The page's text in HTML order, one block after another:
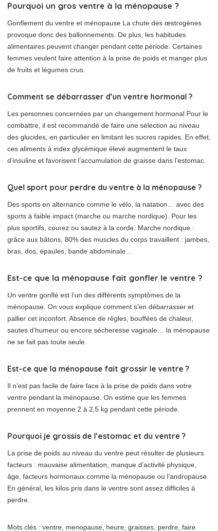
Pourquoi un gros ventre à la ménopause ?
Gonflement du ventre et ménopause La chute des œstrogènes
provoque donc des ballonnements. De plus, les habitudes
alimentaires peuvent changer pendant cette période. Certaines
femmes veulent faire attention à la prise de poids et manger plus
de fruits et légumes crus.
Comment se débarrasser d’un ventre hormonal ?
Les personnes concernées par un changement hormonal Pour le
combattre, il est recommandé de faire une sélection au niveau
des glucides, en particulier en limitant les sucres rapides. En effet,
ces aliments à index glycémique élevé augmentent le taux
d’insuline et favorisent l’accumulation de graisse dans l’estomac.
Quel sport pour perdre du ventre à la ménopause ?
Des sports en alternance comme le vélo, la natation… avec des
sports à faible impact (marche ou marche nordique). Pour les
plus sportifs, courez ou sautez à la corde. Marche nordique :
grâce aux bâtons, 80% des muscles du corps travaillent : jambes,
bras, dos, épaules, bande abdominale…
Est-ce que la ménopause fait gonfler le ventre ?
Un ventre gonflé est l’un des différents symptômes de la
ménopause. On vous explique comment s’en débarrasser et
pallier cet inconfort. Absence de règles, bouffées de chaleur,
sautes d’humeur ou encore sécheresse vaginale… la ménopause
ne se fait pas toute seule.
Est-ce que la ménopause fait grossir le ventre ?
Il n’est pas facile de faire face à la prise de poids dans votre
ventre pendant la ménopause. On estime que les femmes
prennent en moyenne 2 à 2,5 kg pendant cette période.
Pourquoi je grossis de l’estomac et du ventre ?
La prise de poids au niveau du ventre peut résulter de plusieurs
facteurs : mauvaise alimentation, manque d’activité physique,
âge, facteurs hormonaux comme la ménopause ou l’andropause.
En général, les kilos pris dans le ventre sont assez difficiles à
perdre.
Mots clés : ventre, menopause, heure, graisses, perdre, faire